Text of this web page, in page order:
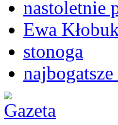
nastoletnie
Ewa
stonoga